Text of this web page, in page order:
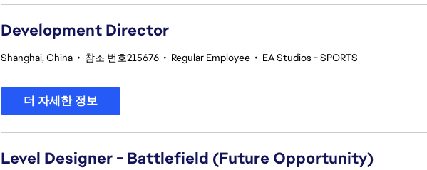
Development Director
Shanghai, China • 참조 번호215676 • Regular Employee • EA Studios - SPORTS
더 자세한 정보
Level Designer - Battlefield (Future Opportunity)